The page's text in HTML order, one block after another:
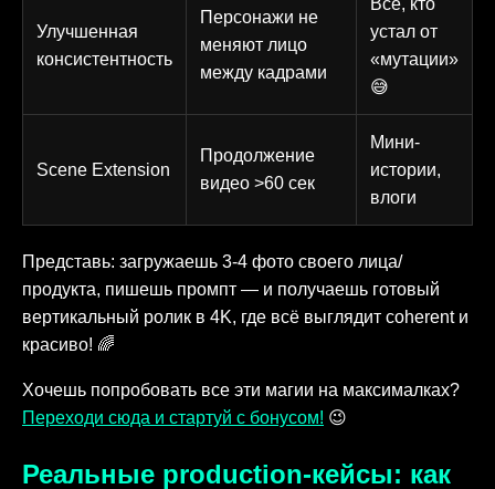
Улучшенная
консистентность
Персонажи не
меняют лицо
между кадрами
устал от
«мутации»
😅
Scene Extension
Продолжение
видео >60 сек
Мини-
истории,
влоги
Представь: загружаешь 3-4 фото своего лица/
продукта, пишешь промпт — и получаешь готовый
вертикальный ролик в 4K, где всё выглядит coherent и
красиво! 🌈
Хочешь попробовать все эти магии на максималках?
Переходи сюда и стартуй с бонусом! 😉
Реальные production-кейсы: как